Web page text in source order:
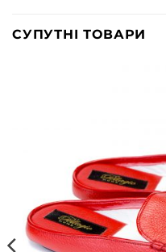
СУПУТНІ ТОВАРИ